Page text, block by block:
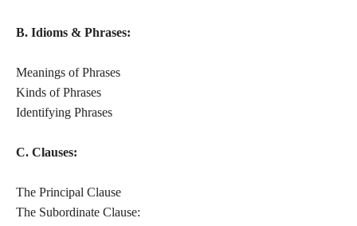
B. Idioms & Phrases:
Meanings of Phrases
Kinds of Phrases
Identifying Phrases
C. Clauses:
The Principal Clause
The Subordinate Clause: